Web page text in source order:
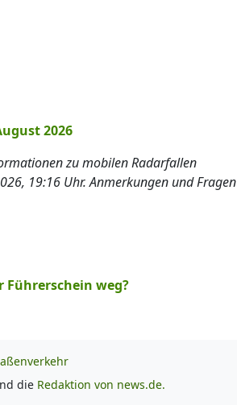
2026
zu mobilen Radarfallen
19:16 Uhr. Anmerkungen und Fragen
Führerschein weg?
die Redaktion von news.de.